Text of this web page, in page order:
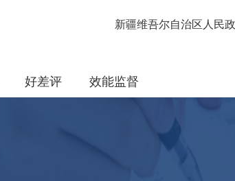
新疆维吾尔自治区人民
好差评 效能监督